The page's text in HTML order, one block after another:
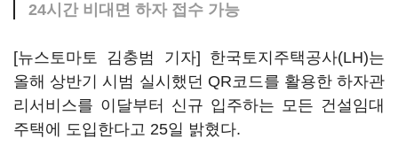
24시간 비대면 하자 접수 가능
[뉴스토마토 김충범 기자] 한국토지주택공사(LH)는
올해 상반기 시범 실시했던 QR코드를 활용한 하자관
리서비스를 이달부터 신규 입주하는 모든 건설임대
주택에 도입한다고 25일 밝혔다.